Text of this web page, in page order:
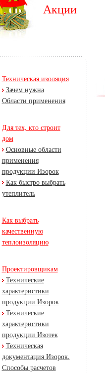
Акции
Техническая изоляция
Зачем нужна
Области применения
Для тех, кто строит
дом
Основные области
применения
продукции Изорок
Как быстро выбрать
утеплитель
Как выбрать
качественную
теплоизоляцию
Проектировщикам
Технические
характеристики
продукции Изорок
Технические
характеристики
продукции Изотек
Техническая
документация Изорок.
Способы расчетов